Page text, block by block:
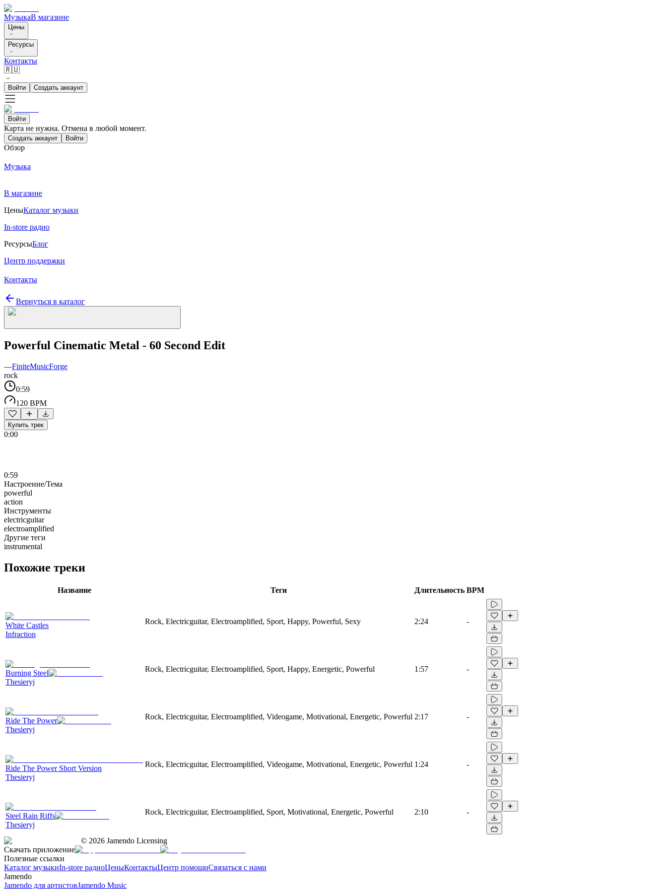
МузыкаВ магазине
Цены
Ресурсы
Контакты
🇷🇺
Войти Создать аккаунт
Войти
Карта не нужна. Отмена в любой момент.
Создать аккаунт Войти
Обзор
Музыка
В магазине
ЦеныКаталог музыки
In-store радио
РесурсыБлог
Центр поддержки
Контакты
Вернуться в каталог
Powerful Cinematic Metal - 60 Second Edit
—FiniteMusicForge
rock
0:59
120 BPM
Купить трек
0:00
0:59
Настроение/Тема
powerful
action
Инструменты
electricguitar
electroamplified
Другие теги
instrumental
Похожие треки
Название Теги Длительность BPM
White Castles
Infraction
Rock, Electricguitar, Electroamplified, Sport, Happy, Powerful, Sexy 2:24 -
Burning Steel
Thesieryj
Rock, Electricguitar, Electroamplified, Sport, Happy, Energetic, Powerful 1:57 -
Ride The Power
Thesieryj
Rock, Electricguitar, Electroamplified, Videogame, Motivational, Energetic, Powerful 2:17 -
Ride The Power Short Version
Thesieryj
Rock, Electricguitar, Electroamplified, Videogame, Motivational, Energetic, Powerful 1:24 -
Steel Rain Riffs
Thesieryj
Rock, Electricguitar, Electroamplified, Sport, Motivational, Energetic, Powerful 2:10 -
© 2026 Jamendo Licensing
Скачать приложение
Полезные ссылки
Каталог музыкиIn-store радиоЦеныКонтактыЦентр помощиСвязаться с нами
Jamendo
Jamendo для артистовJamendo Music